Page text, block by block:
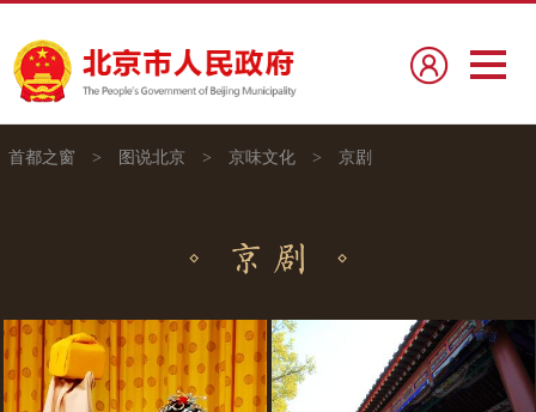
首都之窗 > 图说北京 > 京味文化> 京剧